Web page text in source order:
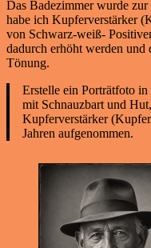
Das Badezimmer wurde
habe ich Kupferverstärker
von Schwarz-weiß-
dadurch erhöht werden und
Tönung.
Erstelle ein Porträtfoto
mit Schnauzbart und
Kupferverstärker
Jahren aufgenommen.